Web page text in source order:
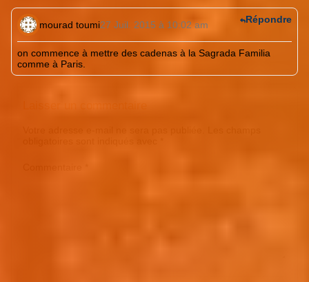
mourad toumi27 Juil. 2015 à 10:02 am
on commence à mettre des cadenas à la Sagrada Familia
comme à Paris.
Répondre
Laisser un commentaire